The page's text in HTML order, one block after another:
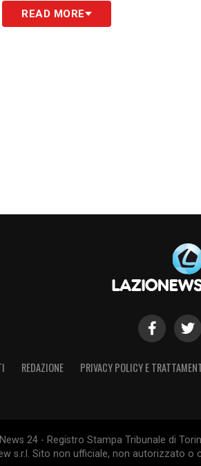
DI STRADA
READ MORE
REDAZIONE PRIVACY POLICY E
24 - Registro Stampa Tribunale di
s.r.l. Sito non ufficiale, non autorizzato